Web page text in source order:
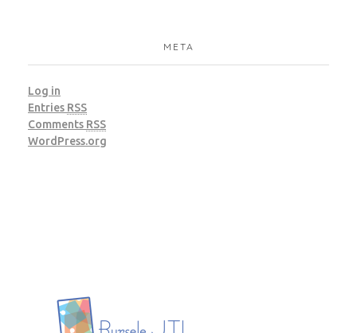
META
Log in
Entries RSS
Comments RSS
WordPress.org